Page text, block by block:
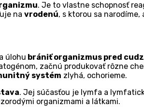
. Je to vlastne schopnosť
na vrodenú, s ktorou sa narodíme,
úlohu brániť organizmus pred
začnú produkovať rôzne
systém zlyhá, ochorieme.
. Jej súčasťou je lymfa a
organizmami a látkami.